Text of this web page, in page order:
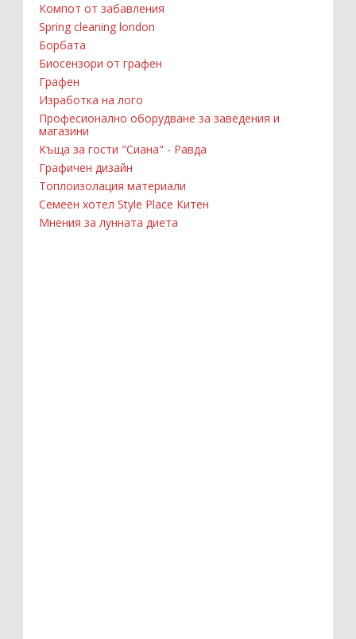
Компот от забавления
Spring cleaning london
Борбата
Биосензори от графен
Графен
Изработка на лого
Професионално оборудване за заведения и
магазини
Къща за гости "Сиана" - Равда
Графичен дизайн
Топлоизолация материали
Семеен хотел Style Place Китен
Мнения за лунната диета